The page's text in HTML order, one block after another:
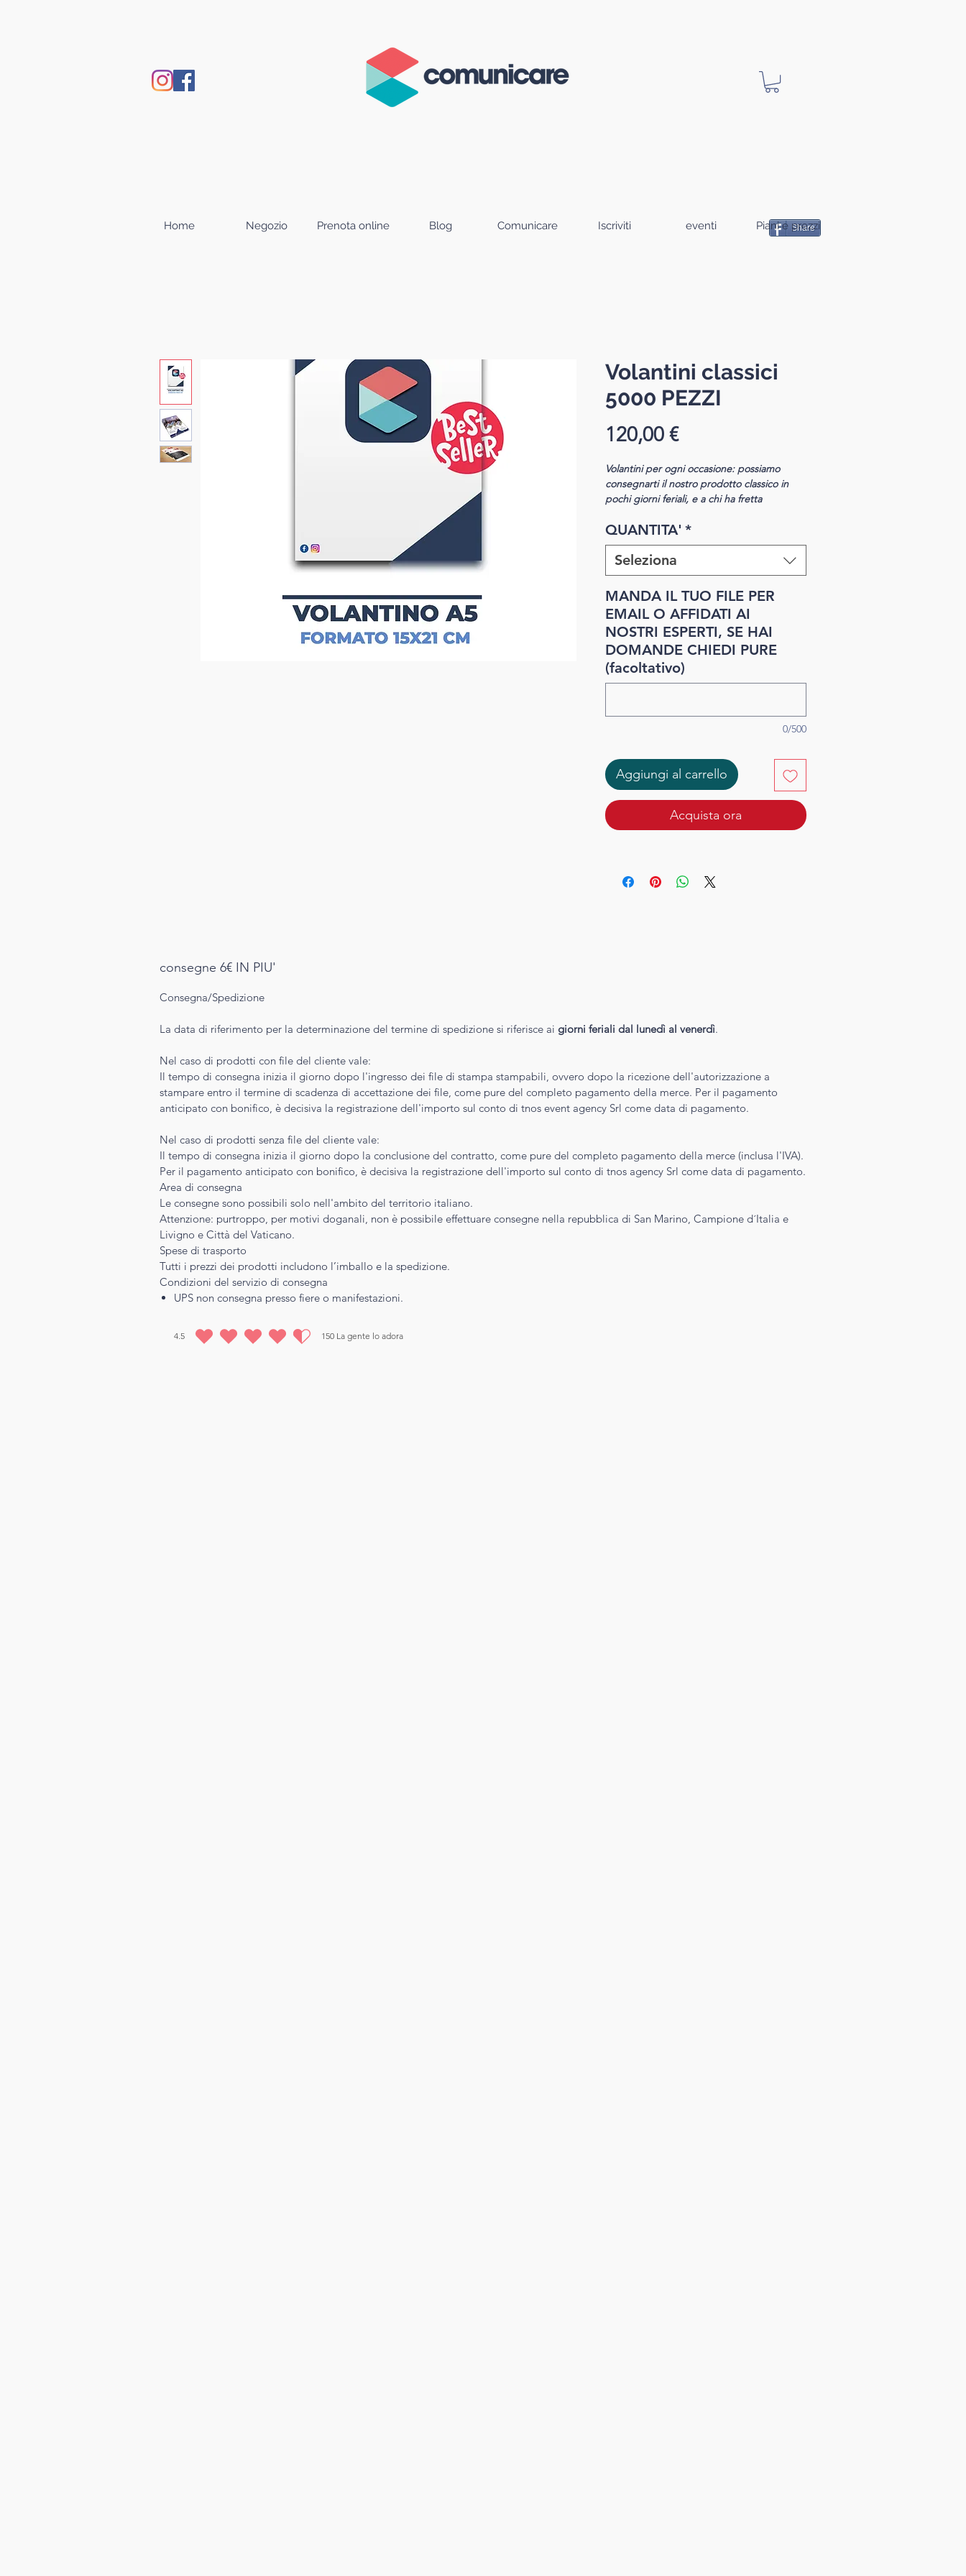
Home Negozio Prenota online Blog Comunicare Iscriviti eventi Piani e prezzi
Share
Volantini classici
5000 PEZZI
120,00 €Prezzo
Volantini per ogni occasione: possiamo
consegnarti il nostro prodotto classico in
pochi giorni feriali, e a chi ha fretta
stampa su f/r
a partire da 5000
Volantini classici
FormatoDIN A5 (14,8 x 21 cm)
formato file incluso supplemento di rifilo
15,0 x 21,2 cm
QUANTITA' *
Seleziona
MANDA IL TUO FILE PER
EMAIL O AFFIDATI AI
NOSTRI ESPERTI, SE HAI
DOMANDE CHIEDI PURE
(facoltativo)
0/500
Aggiungi al carrello
Acquista ora
consegne 6€ IN PIU'
Consegna/Spedizione
La data di riferimento per la determinazione del termine di spedizione si riferisce ai giorni feriali dal lunedì al venerdì.
Nel caso di prodotti con file del cliente vale:
Il tempo di consegna inizia il giorno dopo l'ingresso dei file di stampa stampabili, ovvero dopo la ricezione dell'autorizzazione a
stampare entro il termine di scadenza di accettazione dei file, come pure del completo pagamento della merce. Per il pagamento
anticipato con bonifico, è decisiva la registrazione dell'importo sul conto di tnos event agency Srl come data di pagamento.
Nel caso di prodotti senza file del cliente vale:
Il tempo di consegna inizia il giorno dopo la conclusione del contratto, come pure del completo pagamento della merce (inclusa l'IVA).
Per il pagamento anticipato con bonifico, è decisiva la registrazione dell'importo sul conto di tnos agency Srl come data di pagamento.
Area di consegna
Le consegne sono possibili solo nell'ambito del territorio italiano.
Attenzione: purtroppo, per motivi doganali, non è possibile effettuare consegne nella repubblica di San Marino, Campione d´Italia e
Livigno e Città del Vaticano.
Spese di trasporto
Tutti i prezzi dei prodotti includono l’imballo e la spedizione.
Condizioni del servizio di consegna
UPS non consegna presso fiere o manifestazioni.
4.5 150 La gente lo adora
la valutazione media è 4.5 su 5, in base a 150 voti, La gente lo adora